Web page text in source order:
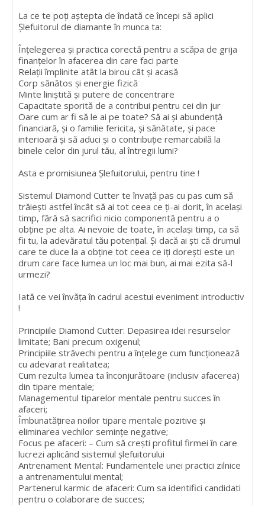
La ce te poți aștepta de îndată ce începi să aplici
Șlefuitorul de diamante în munca ta:
Înțelegerea și practica corectă pentru a scăpa de grija
finanțelor în afacerea din care faci parte
Relații împlinite atât la birou cât și acasă
Corp sănătos și energie fizică
Minte liniștită și putere de concentrare
Capacitate sporită de a contribui pentru cei din jur
Oare cum ar fi să le ai pe toate? Să ai și abundență
financiară, și o familie fericita, și sănătate, și pace
interioară și să aduci și o contribuție remarcabilă la
binele celor din jurul tău, al întregii lumi?
Asta e promisiunea Șlefuitorului, pentru tine !
Sistemul Diamond Cutter te învață pas cu pas cum să
trăiești astfel încât să ai tot ceea ce ți-ai dorit, în același
timp, fără să sacrifici nicio componentă pentru a o
obține pe alta. Ai nevoie de toate, în același timp, ca să
fii tu, la adevăratul tău potențial. Și dacă ai ști că drumul
care te duce la a obține tot ceea ce iți dorești este un
drum care face lumea un loc mai bun, ai mai ezita să-l
urmezi?
Iată ce vei învăța în cadrul acestui eveniment introductiv
!
Principiile Diamond Cutter: Depasirea idei resurselor
limitate; Bani precum oxigenul;
Principiile străvechi pentru a înțelege cum funcționează
cu adevarat realitatea;
Cum rezulta lumea ta înconjurătoare (inclusiv afacerea)
din tipare mentale;
Managementul tiparelor mentale pentru succes în
afaceri;
Îmbunatățirea noilor tipare mentale pozitive și
eliminarea vechilor semințe negative;
Focus pe afaceri: – Cum să crești profitul firmei în care
lucrezi aplicând sistemul șlefuitorului
Antrenament Mental: Fundamentele unei practici zilnice
a antrenamentului mental;
Partenerul karmic de afaceri: Cum sa identifici candidati
pentru o colaborare de succes;